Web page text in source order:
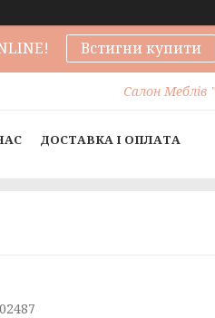
Встигни купити
Салон Меблів
ДОСТАВКА І ОПЛАТА